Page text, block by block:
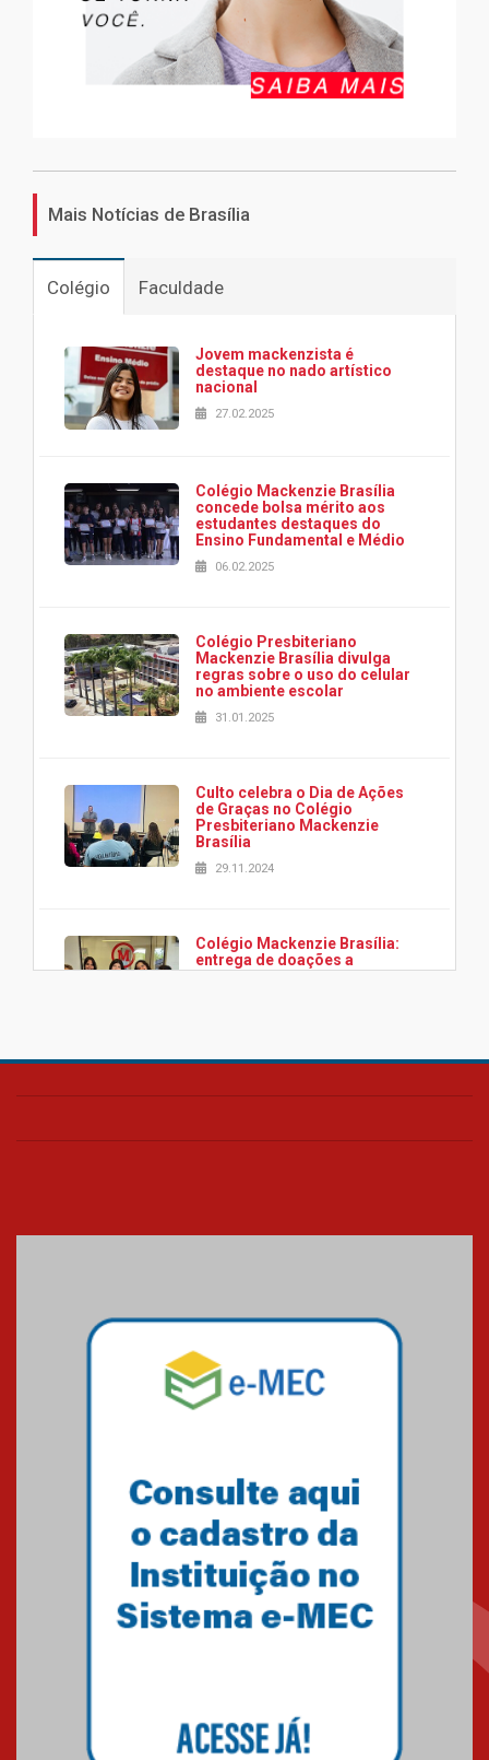
Mais Notícias de Brasília
Colégio Faculdade
Jovem mackenzista é
destaque no nado artístico
nacional
27.02.2025
Colégio Mackenzie Brasília
concede bolsa mérito aos
estudantes destaques do
Ensino Fundamental e Médio
06.02.2025
Colégio Presbiteriano
Mackenzie Brasília divulga
regras sobre o uso do celular
no ambiente escolar
31.01.2025
Culto celebra o Dia de Ações
de Graças no Colégio
Presbiteriano Mackenzie
Brasília
29.11.2024
Colégio Mackenzie Brasília:
entrega de doações a
associação Viver da Cidade
Colégio Presbiteriano
os funcionários
07.11.2024
Equipe de saltos ornamentais
do Mackenzie Brasília
Gravação do projeto “Mais de
31 mil vozes com a Palavra” é
realizado no Colégio
Mackenzie Brasília
25.10.2024
Brasília conquistam medalhas
em importantes competições
de Matemática